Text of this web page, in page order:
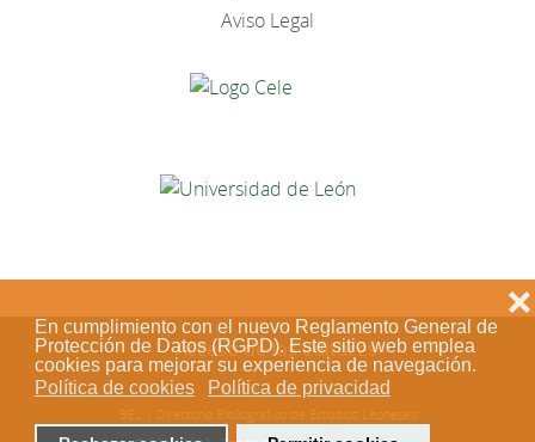
En cumplimiento con el nuevo Reglamento General de
Protección de Datos (RGPD). Este sitio web emplea
cookies para mejorar su experiencia de navegación.
Política de cookies
Política de privacidad
❌
Aviso Legal
Acceso de los editores